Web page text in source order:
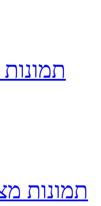
תמונות